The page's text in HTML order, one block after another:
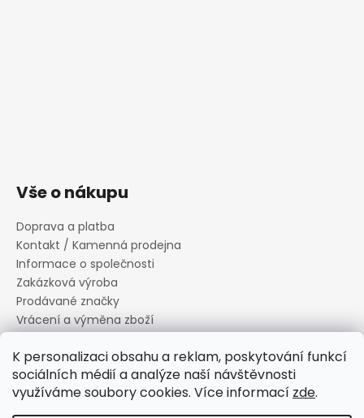
K personalizaci obsahu a reklam, poskytování funkcí
sociálních médií a analýze naší návštěvnosti
využíváme soubory cookies. Více informací zde.
Vše o nákupu
Doprava a platba
Kontakt / Kamenná prodejna
Informace o společnosti
Zakázková výroba
Prodávané značky
Vrácení a výměna zboží
Informace o souborech cookies
Reklamační řád
Obchodní podmínky